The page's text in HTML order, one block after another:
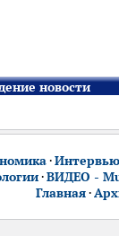
новости
·Интервью
·ВИДЕО -
Главная·